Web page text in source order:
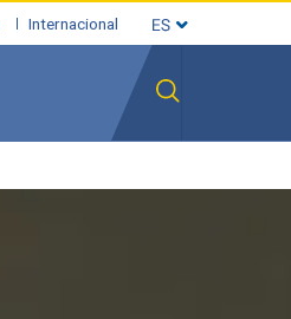
Internacional